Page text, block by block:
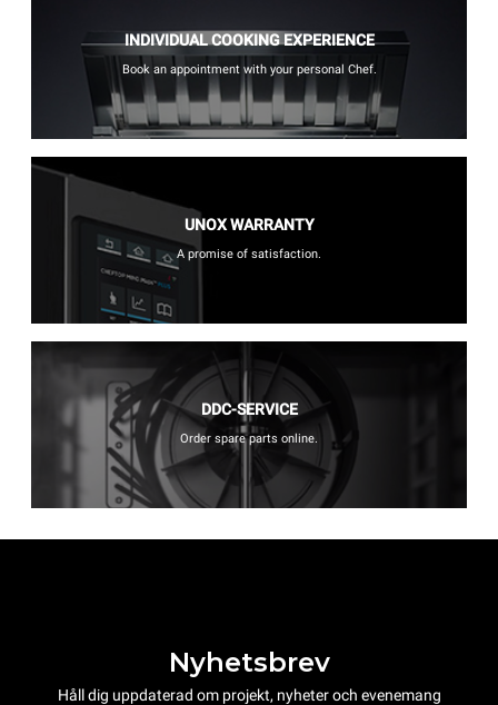
INDIVIDUAL COOKING EXPERIENCE
Book an appointment with your personal Chef.
UNOX WARRANTY
A promise of satisfaction.
DDC-SERVICE
Order spare parts online.
Nyhetsbrev
Håll dig uppdaterad om projekt, nyheter och evenemang